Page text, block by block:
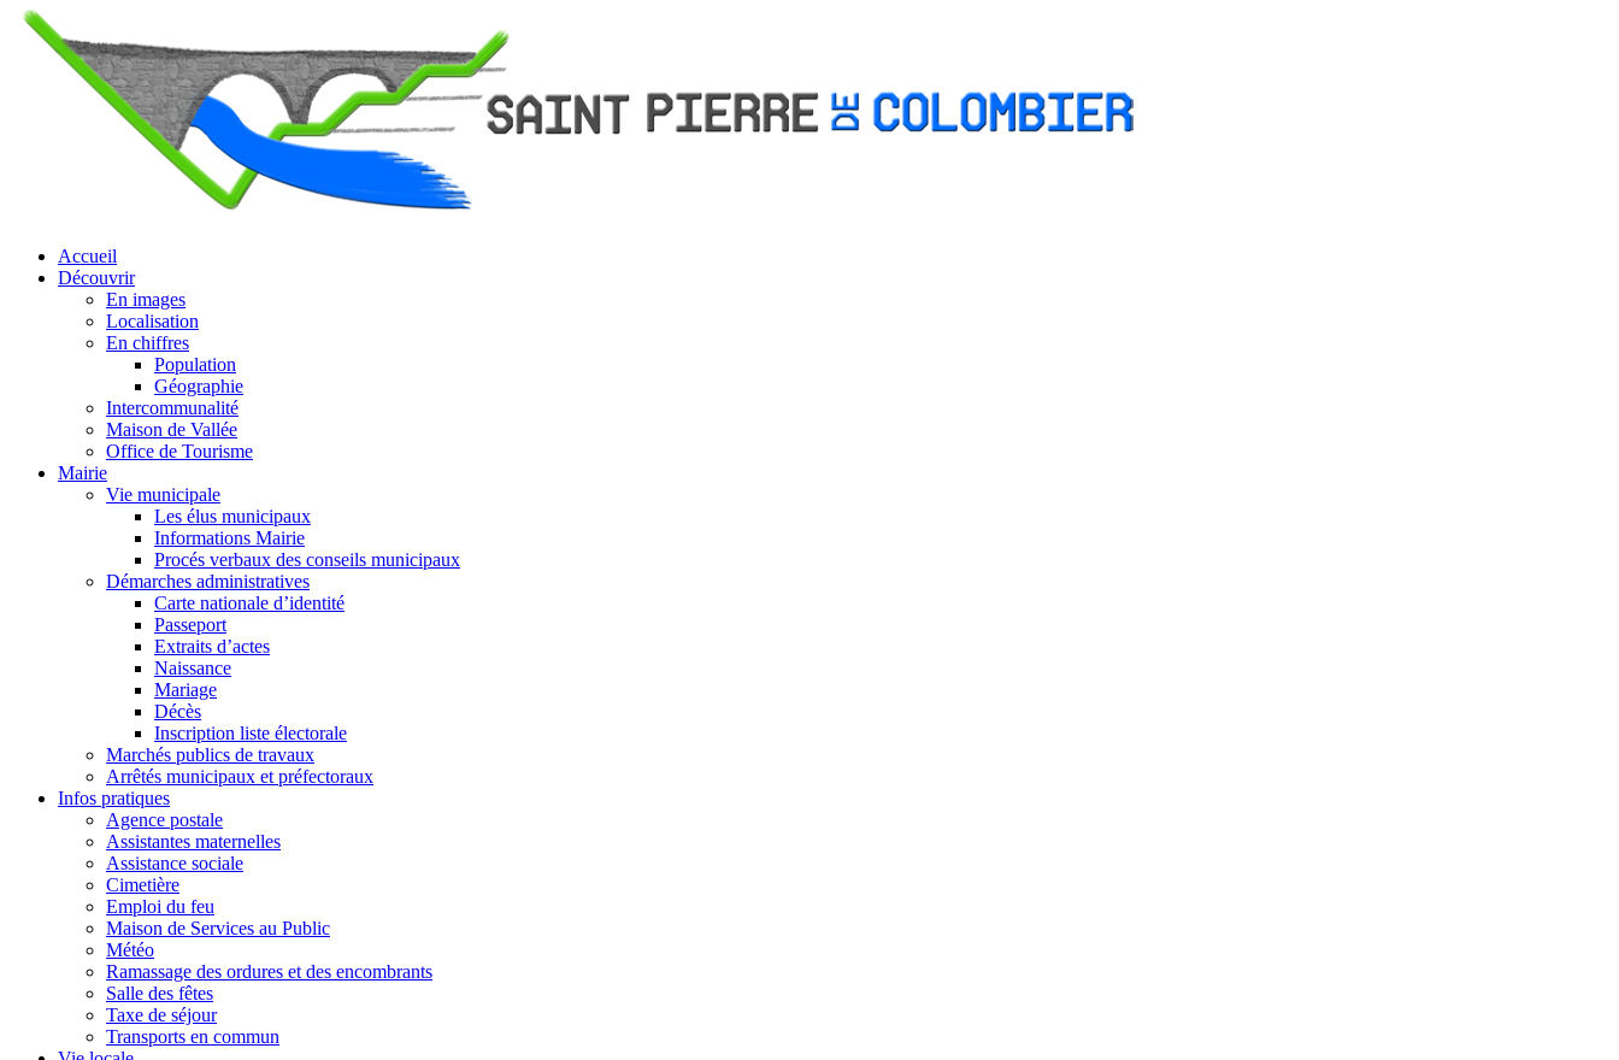
Accueil
Découvrir
En images
Localisation
En chiffres
Population
Géographie
Intercommunalité
Maison de Vallée
Office de Tourisme
Mairie
Vie municipale
Les élus municipaux
Informations Mairie
Procés verbaux des conseils municipaux
Démarches administratives
Carte nationale d’identité
Passeport
Extraits d’actes
Naissance
Mariage
Décès
Inscription liste électorale
Marchés publics de travaux
Arrêtés municipaux et préfectoraux
Infos pratiques
Agence postale
Assistantes maternelles
Assistance sociale
Cimetière
Emploi du feu
Maison de Services au Public
Météo
Ramassage des ordures et des encombrants
Salle des fêtes
Taxe de séjour
Transports en commun